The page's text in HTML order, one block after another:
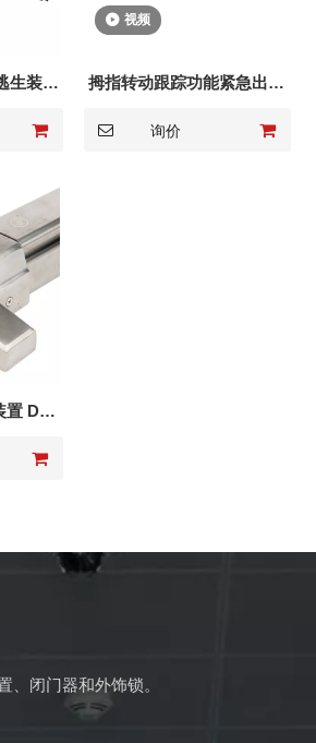
生装置
视频
拇指转动跟踪功能紧急出口
询价
置 DK-
、闭门器和外饰锁。